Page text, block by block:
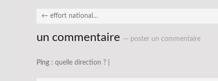
← effort national…
un commentaire — poster un commentaire
Ping : quelle direction ? |